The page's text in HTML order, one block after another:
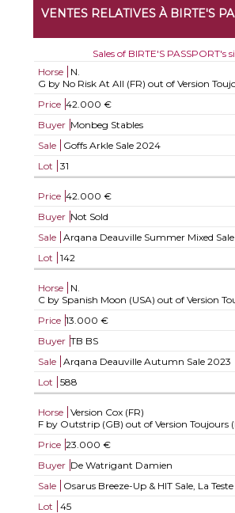
VENTES RELATIVES À BIRTE'S
Sales of BIRTE'S PASSPORT's
Horse
N.
G by No Risk At All (FR) out of Version
Price 42.000 €
Buyer Monbeg Stables
Sale
Goffs Arkle Sale 2024
Lot
31
Price 42.000 €
Buyer Not Sold
Sale
Arqana Deauville Summer Mixed
Lot
142
Horse
N.
C by Spanish Moon (USA) out of Version
Price 13.000 €
Buyer TB BS
Sale
Arqana Deauville Autumn Sale 2023
Lot
588
Horse
Version Cox (FR)
F by Outstrip (GB) out of Version Toujours
Price 23.000 €
Buyer De Watrigant Damien
Sale
Osarus Breeze-Up & HIT Sale, La
Lot
45